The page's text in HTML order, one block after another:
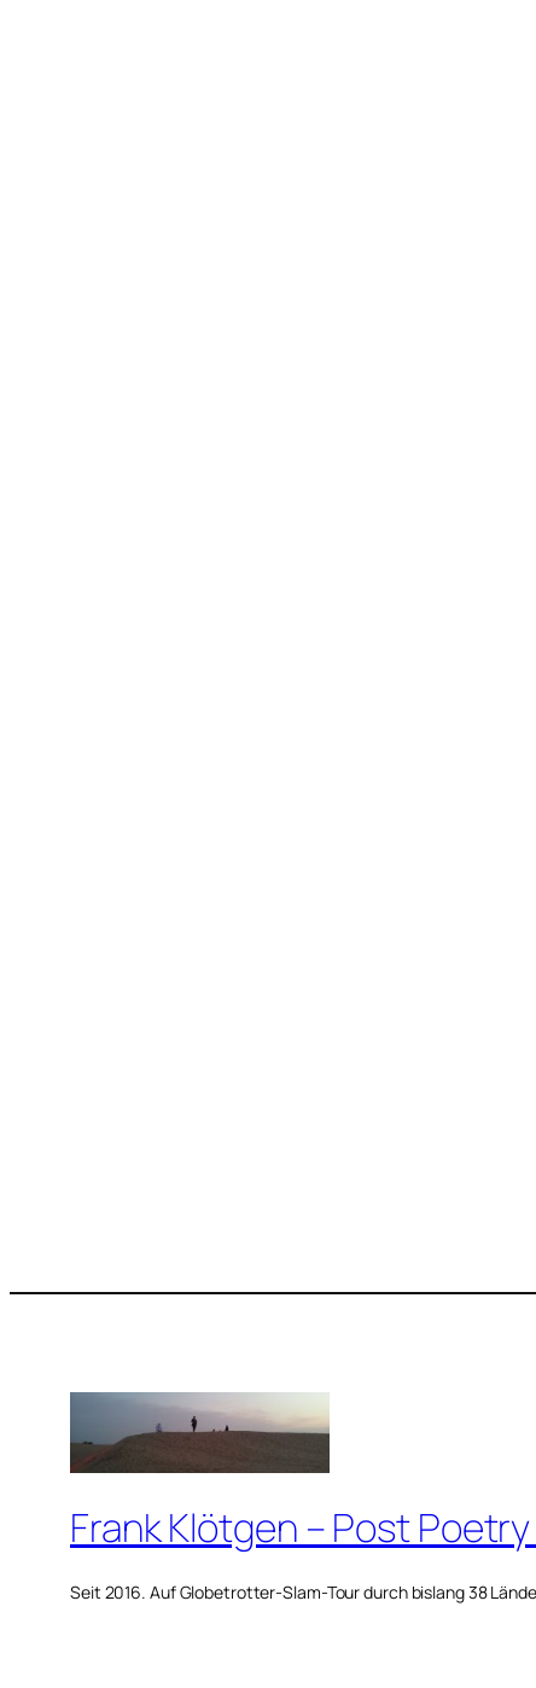
Frank Klötgen – Post
Seit 2016. Auf Globetrotter-Slam-Tour durch bislang 38